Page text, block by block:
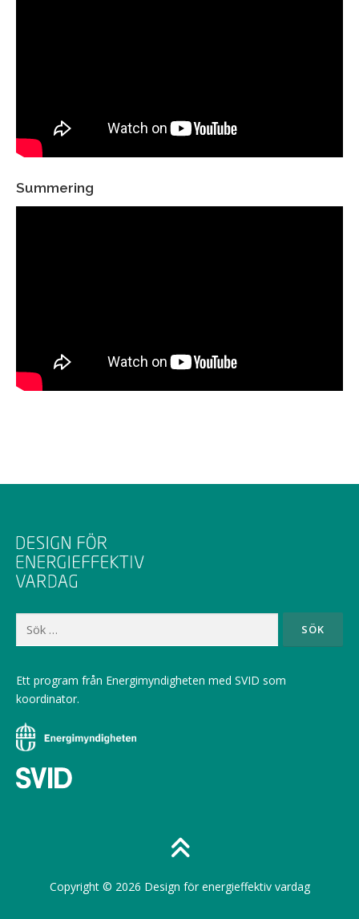
Summering
Ett program från Energimyndigheten med SVID som
koordinator.
Copyright © 2026 Design för energieffektiv vardag